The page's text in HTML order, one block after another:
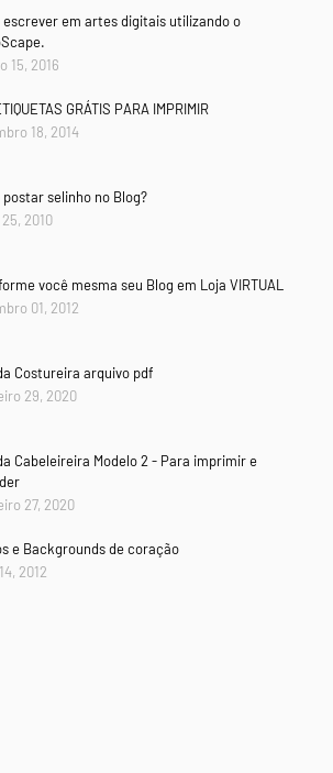
escrever em artes digitais utilizando o
15, 2016
GRÁTIS PARA IMPRIMIR
18, 2014
postar selinho no Blog?
2010
você mesma seu Blog em Loja VIRTUAL
01, 2012
Costureira arquivo pdf
29, 2020
Cabeleireira Modelo 2 - Para imprimir e
27, 2020
e Backgrounds de coração
2012